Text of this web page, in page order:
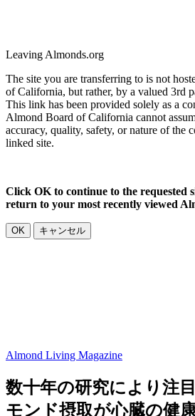
Leaving Almonds.org
The site you are transferring to is not
of California, but rather, by a valued 3rd
This link has been provided solely as a
Almond Board of California cannot
accuracy, quality, safety, or nature of the
linked site.
Click OK to continue to the requested
return to your most recently viewed
OK キャンセル
Almond Living Magazine
数十年の研究により注
モンド摂取が心臓の健